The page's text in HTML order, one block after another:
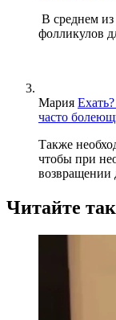
В среднем
фолликулов
Мария
часто
Также
чтобы при
возвращении
Читайте